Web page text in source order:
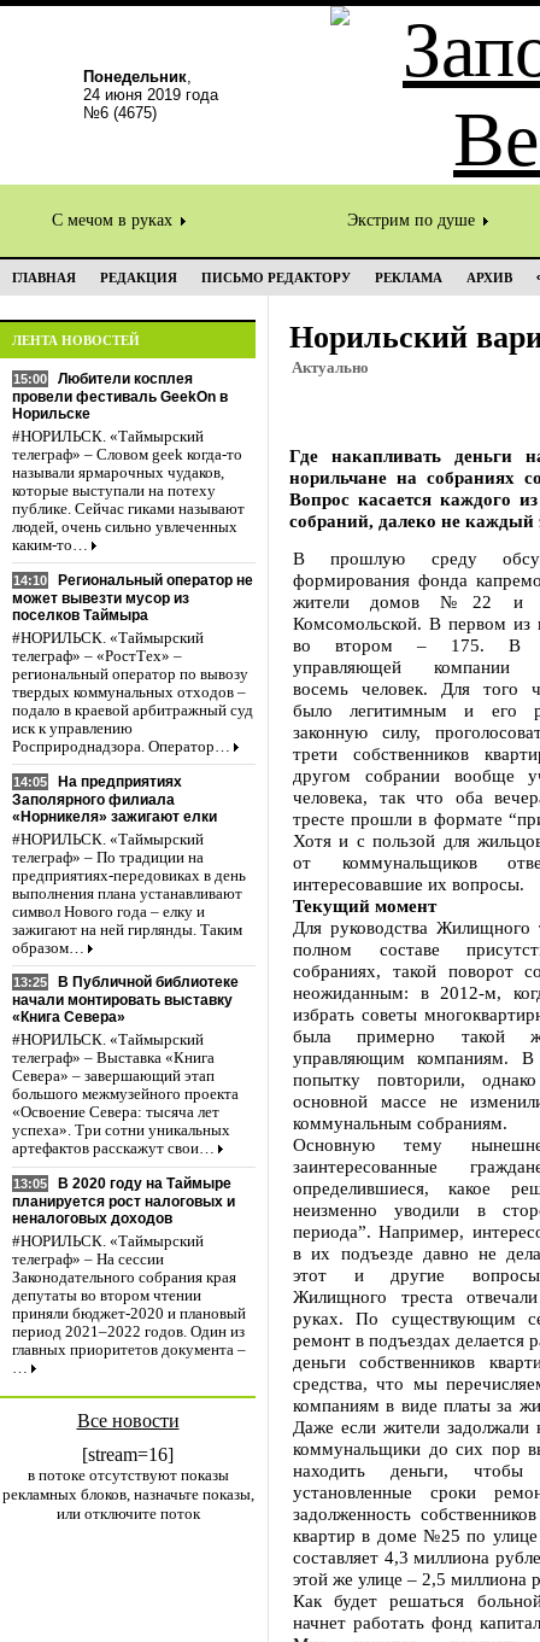
Понедельник,
24 июня 2019 года
№6 (4675)
С мечом в руках Экстрим по душе
ГЛАВНАЯ РЕДАКЦИЯ ПИСЬМО РЕДАКТОРУ РЕКЛАМА АРХИВ
ЛЕНТА НОВОСТЕЙ
15:00
Любители косплея
провели фестиваль GeekOn в
Норильске
#НОРИЛЬСК. «Таймырский
телеграф» – Словом geek когда-то
называли ярмарочных чудаков,
которые выступали на потеху
публике. Сейчас гиками называют
людей, очень сильно увлеченных
каким-то…
14:10
Региональный оператор не
может вывезти мусор из
поселков Таймыра
#НОРИЛЬСК. «Таймырский
телеграф» – «РостТех» –
региональный оператор по вывозу
твердых коммунальных отходов –
подало в краевой арбитражный суд
иск к управлению
Росприроднадзора. Оператор…
14:05
На предприятиях
Заполярного филиала
«Норникеля» зажигают елки
#НОРИЛЬСК. «Таймырский
телеграф» – По традиции на
предприятиях-передовиках в день
выполнения плана устанавливают
символ Нового года – елку и
зажигают на ней гирлянды. Таким
образом…
13:25
В Публичной библиотеке
начали монтировать выставку
«Книга Севера»
#НОРИЛЬСК. «Таймырский
телеграф» – Выставка «Книга
Севера» – завершающий этап
большого межмузейного проекта
«Освоение Севера: тысяча лет
успеха». Три сотни уникальных
артефактов расскажут свои…
13:05
В 2020 году на Таймыре
планируется рост налоговых и
неналоговых доходов
#НОРИЛЬСК. «Таймырский
телеграф» – На сессии
Законодательного собрания края
депутаты во втором чтении
приняли бюджет-2020 и плановый
период 2021–2022 годов. Один из
главных приоритетов документа –
…
Все новости
[stream=16]
в потоке отсутствуют показы
рекламных блоков, назначьте показы,
или отключите поток
Норильский
Актуально
Где накапливать деньги
норильчане на собраниях
Вопрос касается каждого
собраний, далеко не каждый
В прошлую среду
формирования фонда
жители домов №22 и
Комсомольской. В первом из
во втором – 175. В
управляющей компании
восемь человек. Для того
было легитимным и его
законную силу,
трети собственников
другом собрании вообще
человека, так что оба
тресте прошли в формате
Хотя и с пользой для
от коммунальщиков
интересовавшие их вопросы.
Текущий момент
Для руководства Жилищного
полном составе
собраниях, такой поворот
неожиданным: в 2012-м,
избрать советы
была примерно
управляющим компаниям.
попытку повторили,
основной массе не
коммунальным собраниям.
Основную тему
заинтересованные
определившиеся, какое
неизменно уводили в
периода”. Например,
в их подъезде давно не
этот и другие вопросы
Жилищного треста
руках. По существующим
ремонт в подъездах делается
деньги собственников
средства, что мы
компаниям в виде платы за
Даже если жители
коммунальщики до сих пор
находить деньги,
установленные сроки
задолженность
квартир в доме №25 по
составляет 4,3 миллиона
этой же улице – 2,5 миллиона
Как будет решаться
начнет работать фонд